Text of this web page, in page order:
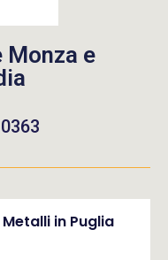
Monza e
in Puglia